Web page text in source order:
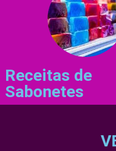
Receitas de
Sabonetes